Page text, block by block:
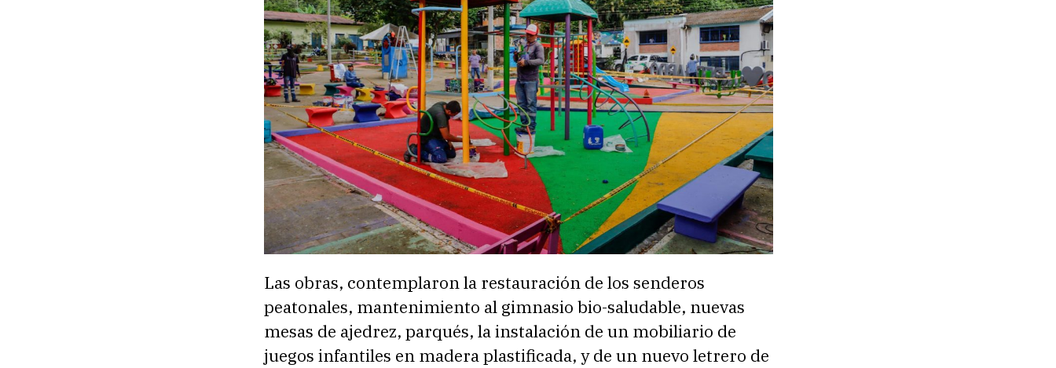
Las obras, contemplaron la restauración de los senderos
peatonales, mantenimiento al gimnasio bio-saludable, nuevas
mesas de ajedrez, parqués, la instalación de un mobiliario de
juegos infantiles en madera plastificada, y de un nuevo letrero de